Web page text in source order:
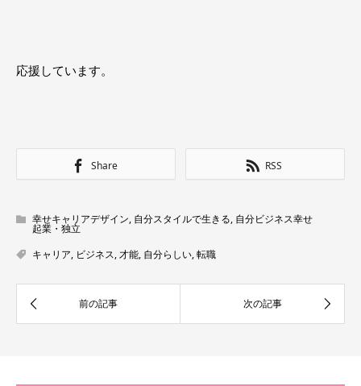
応援しています。
Share RSS
幸せキャリアデザイン, 自分スタイルで生きる, 自分ビジネス幸せ
起業・独立
キャリア, ビジネス,才能, 自分らしい,転職